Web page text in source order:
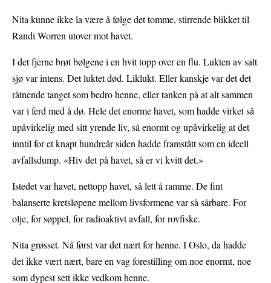
Nita kunne ikke la være å følge det tomme, stirrende blikket til
Randi Worren utover mot havet.
I det fjerne brøt bølgene i en hvit topp over en flu. Lukten av salt
sjø var intens. Det luktet død. Liklukt. Eller kanskje var det det
råtnende tanget som bedro henne, eller tanken på at alt sammen
var i ferd med å dø. Hele det enorme havet, som hadde virket så
upåvirkelig med sitt yrende liv, så enormt og upåvirkelig at det
inntil for et knapt hundreår siden hadde framstått som en ideell
avfallsdump. «Hiv det på havet, så er vi kvitt det.»
Istedet var havet, nettopp havet, så lett å ramme. De fint
balanserte kretsløpene mellom livsformene var så sårbare. For
olje, for søppel, for radioaktivt avfall, for rovfiske.
Nita grøsset. Nå først var det nært for henne. I Oslo, da hadde
det ikke vært nært, bare en vag forestilling om noe enormt, noe
som dypest sett ikke vedkom henne.